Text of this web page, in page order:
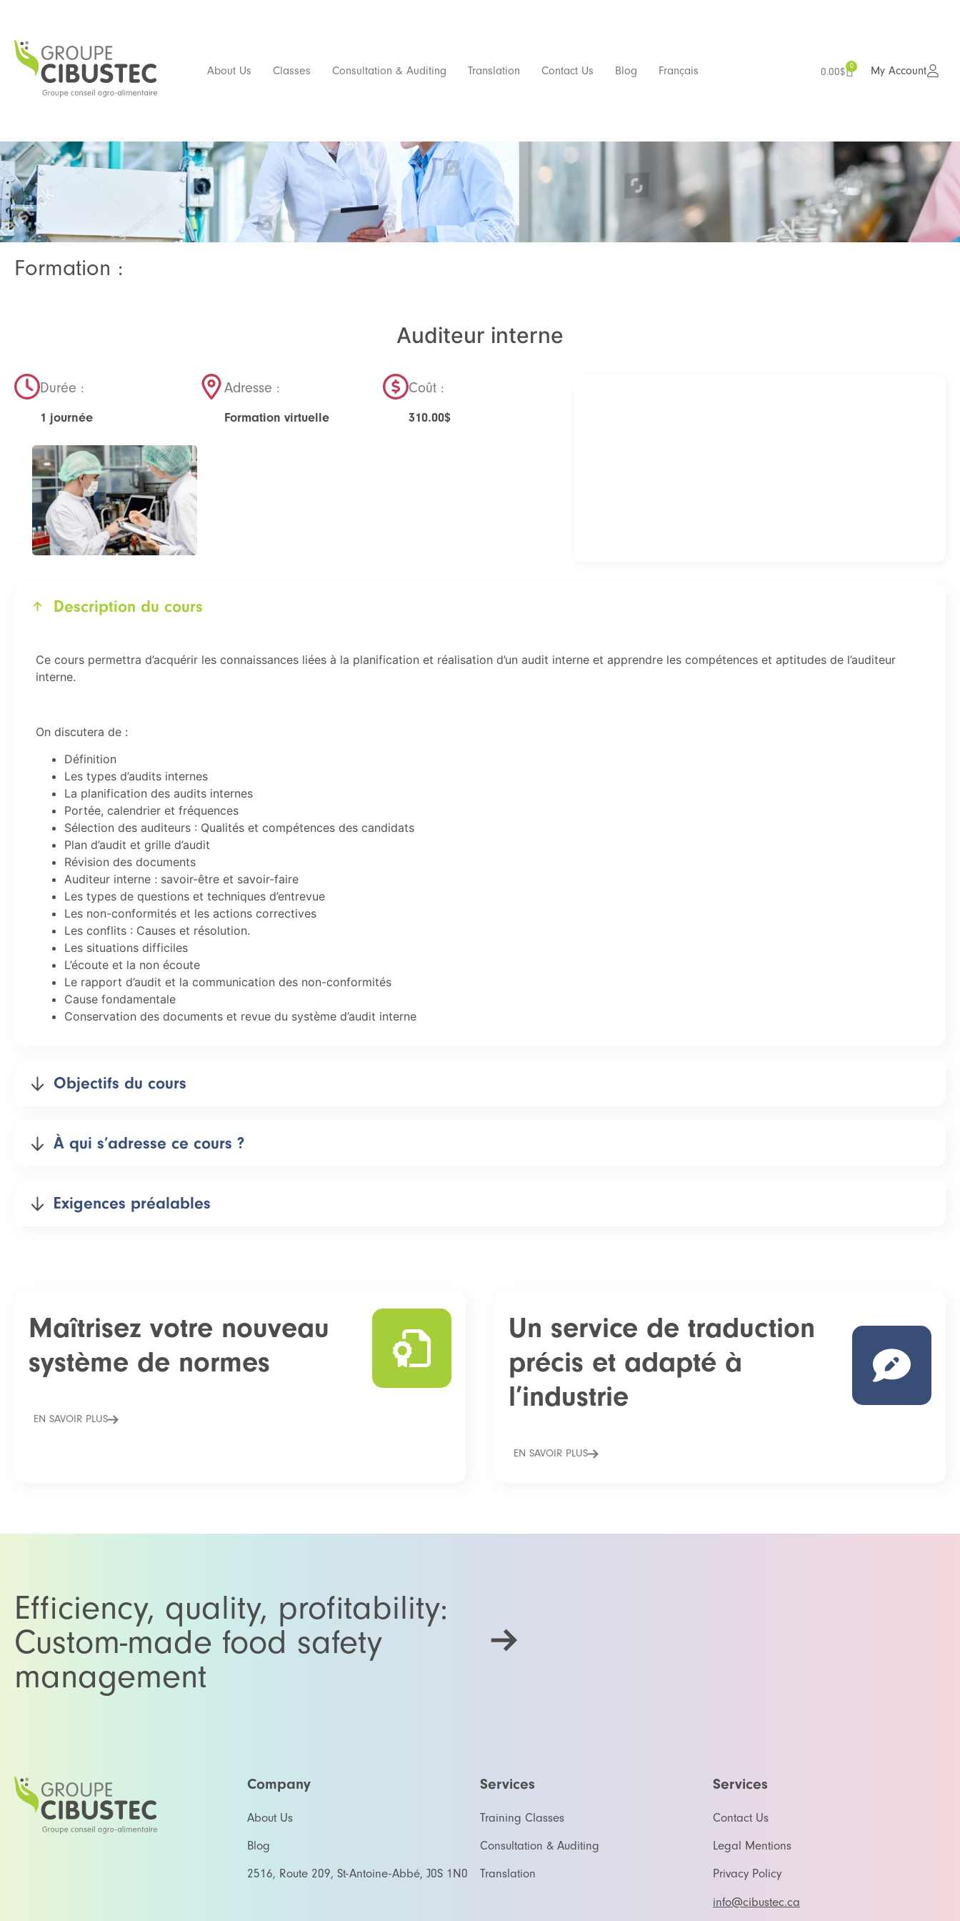
About Us Classes Consultation & Auditing Translation Contact Us Blog Français 0.00$
0 My Account
Formation :
Auditeur interne
Durée :
1 journée
Adresse :
Formation virtuelle
Coût :
310.00$
Description du cours
Ce cours permettra d’acquérir les connaissances liées à la planification et réalisation d’un audit interne et apprendre les compétences et aptitudes de l’auditeur
interne.
On discutera de :
Définition
Les types d’audits internes
La planification des audits internes
Portée, calendrier et fréquences
Sélection des auditeurs : Qualités et compétences des candidats
Plan d’audit et grille d’audit
Révision des documents
Auditeur interne : savoir-être et savoir-faire
Les types de questions et techniques d’entrevue
Les non-conformités et les actions correctives
Les conflits : Causes et résolution.
Les situations difficiles
L’écoute et la non écoute
Le rapport d’audit et la communication des non-conformités
Cause fondamentale
Conservation des documents et revue du système d’audit interne
Objectifs du cours
À qui s’adresse ce cours ?
Exigences préalables
Maîtrisez votre nouveau
système de normes
EN SAVOIR PLUS
Un service de traduction
précis et adapté à
l’industrie
EN SAVOIR PLUS
Efficiency, quality, profitability:
Custom-made food safety
management
Company
About Us
Blog
2516, Route 209, St-Antoine-Abbé, J0S 1N0
Services
Training Classes
Consultation & Auditing
Translation
Services
Contact Us
Legal Mentions
Privacy Policy
info@cibustec.ca